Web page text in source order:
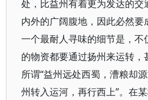
处，比益州有着更为发达的
内外的广阔腹地，因此必然要
一个最耐人寻味的细节是，不
的物资都要通过扬州来运转，
所谓“益州远处西蜀，漕粮却
州转入运河，再行西上”。在